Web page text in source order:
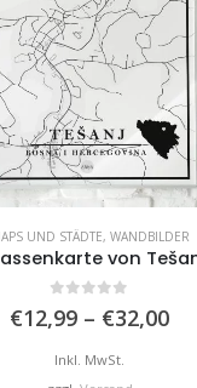
UND STÄDTE, WANDBILDER
von
€12,99 – €32,00
Inkl. MwSt.